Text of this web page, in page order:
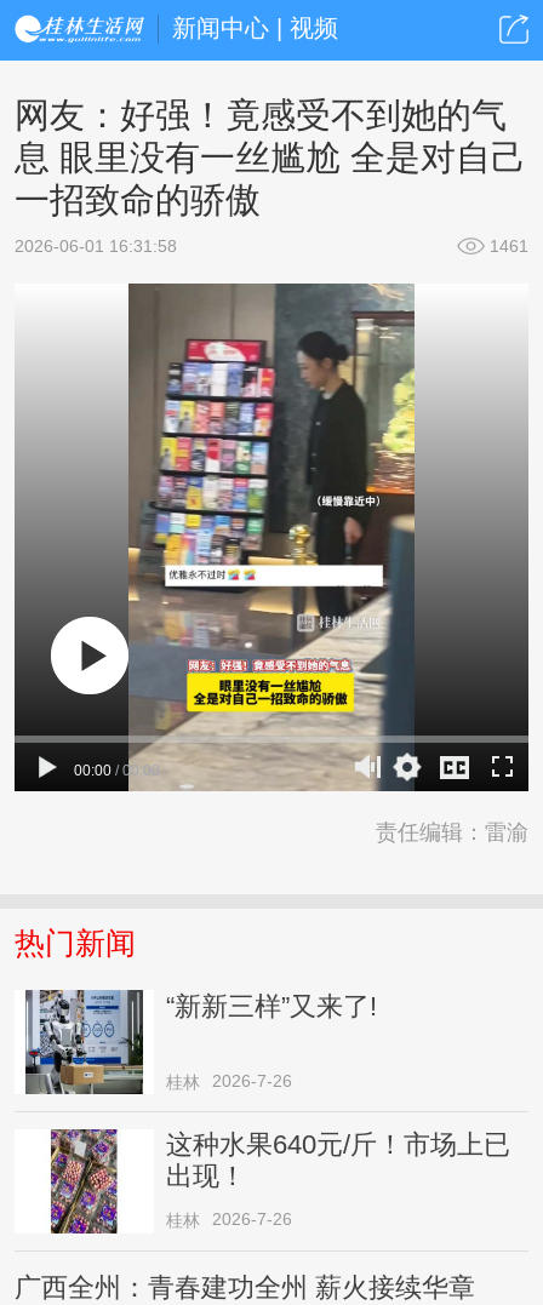
新闻中心 | 视频
网友：好强！竟感受不到她的气
息 眼里没有一丝尴尬 全是对自己
一招致命的骄傲
2026-06-01 16:31:58 1461
00:00 / 00:00
责任编辑：雷渝
热门新闻
“新新三样”又来了!
桂林 2026-7-26
这种水果640元/斤！市场上已
出现！
桂林 2026-7-26
广西全州：青春建功全州 薪火接续华章